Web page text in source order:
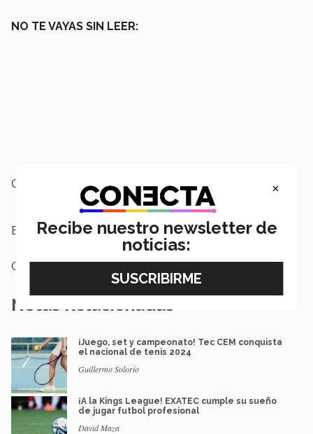
NO TE VAYAS SIN LEER:
Campus: Estado de México
Etiquetas: NBA, NBA G League, arte y cultura
Categoría: Arte y Cultura
Notas Relacionadas
¡Juego, set y campeonato! Tec CEM conquista
el nacional de tenis 2024
Guillermo Solorio
¡A la Kings League! EXATEC cumple su sueño
de jugar futbol profesional
David Maza
×
Recibe nuestro newsletter de
noticias: